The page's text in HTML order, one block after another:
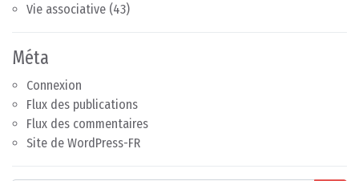
Vie associative (43)
Méta
Connexion
Flux des publications
Flux des commentaires
Site de WordPress-FR